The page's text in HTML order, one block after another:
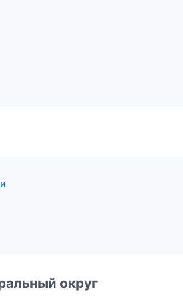
округ